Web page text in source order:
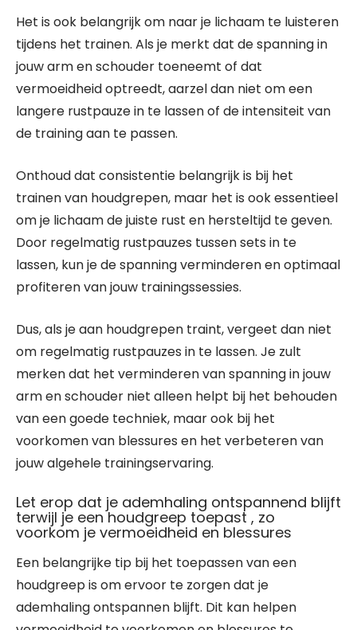
Het is ook belangrijk om naar je lichaam te luisteren
tijdens het trainen. Als je merkt dat de spanning in
jouw arm en schouder toeneemt of dat
vermoeidheid optreedt, aarzel dan niet om een
langere rustpauze in te lassen of de intensiteit van
de training aan te passen.
Onthoud dat consistentie belangrijk is bij het
trainen van houdgrepen, maar het is ook essentieel
om je lichaam de juiste rust en hersteltijd te geven.
Door regelmatig rustpauzes tussen sets in te
lassen, kun je de spanning verminderen en optimaal
profiteren van jouw trainingssessies.
Dus, als je aan houdgrepen traint, vergeet dan niet
om regelmatig rustpauzes in te lassen. Je zult
merken dat het verminderen van spanning in jouw
arm en schouder niet alleen helpt bij het behouden
van een goede techniek, maar ook bij het
voorkomen van blessures en het verbeteren van
jouw algehele trainingservaring.
Let erop dat je ademhaling ontspannend blijft
terwijl je een houdgreep toepast , zo
voorkom je vermoeidheid en blessures
Een belangrijke tip bij het toepassen van een
houdgreep is om ervoor te zorgen dat je
ademhaling ontspannen blijft. Dit kan helpen